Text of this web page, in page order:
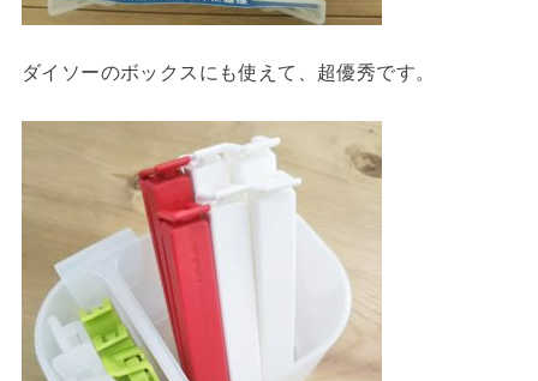
ダイソーのボックスにも使えて、超優秀です。